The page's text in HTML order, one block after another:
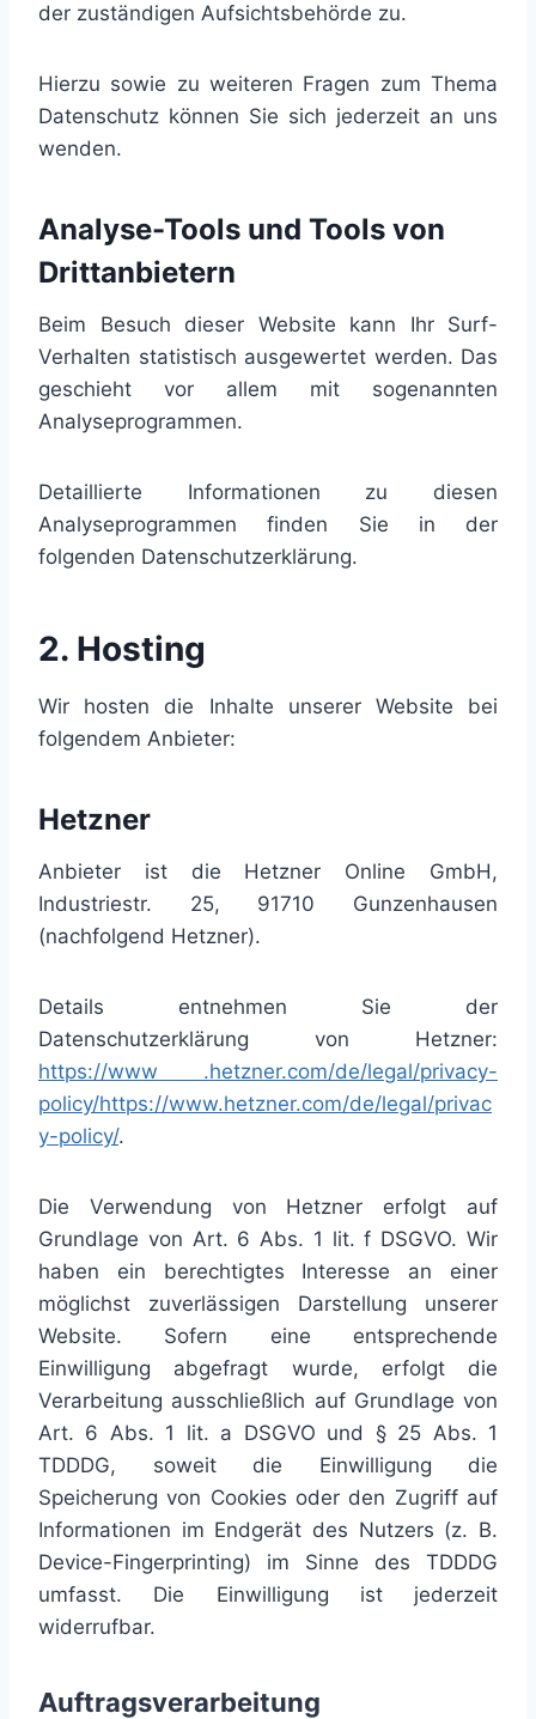
der zuständigen Aufsichtsbehörde zu.
Hierzu sowie zu weiteren Fragen zum Thema
Datenschutz können Sie sich jederzeit an uns
wenden.
Analyse-Tools und Tools von
Dritt­anbietern
Beim Besuch dieser Website kann Ihr Surf-
Verhalten statistisch ausgewertet werden. Das
geschieht vor allem mit sogenannten
Analyseprogrammen.
Detaillierte Informationen zu diesen
Analyseprogrammen finden Sie in der
folgenden Datenschutzerklärung.
2. Hosting
Wir hosten die Inhalte unserer Website bei
folgendem Anbieter:
Hetzner
Anbieter ist die Hetzner Online GmbH,
Industriestr. 25, 91710 Gunzenhausen
(nachfolgend Hetzner).
Details entnehmen Sie der
Datenschutzerklärung von Hetzner:
https://www .hetzner.com/de/legal/privacy-
policy/https://www.hetzner.com/de/legal/privac
y-policy/.
Die Verwendung von Hetzner erfolgt auf
Grundlage von Art. 6 Abs. 1 lit. f DSGVO. Wir
haben ein berechtigtes Interesse an einer
möglichst zuverlässigen Darstellung unserer
Website. Sofern eine entsprechende
Einwilligung abgefragt wurde, erfolgt die
Verarbeitung ausschließlich auf Grundlage von
Art. 6 Abs. 1 lit. a DSGVO und § 25 Abs. 1
TDDDG, soweit die Einwilligung die
Speicherung von Cookies oder den Zugriff auf
Informationen im Endgerät des Nutzers (z. B.
Device-Fingerprinting) im Sinne des TDDDG
umfasst. Die Einwilligung ist jederzeit
widerrufbar.
Auftragsverarbeitung